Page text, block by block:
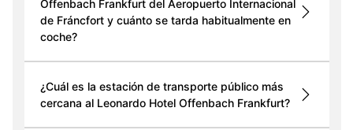
Offenbach Frankfurt del Aeropuerto Internacional
de Fráncfort y cuánto se tarda habitualmente en
coche?
¿Cuál es la estación de transporte público más
cercana al Leonardo Hotel Offenbach Frankfurt?